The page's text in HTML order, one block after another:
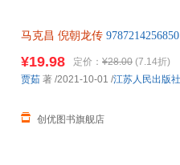
马克昌 倪朝龙传
¥19.98 定价： ¥28.00 (7.14折)
创优图书旗舰店
贾茹 著 /2021-10-01 /江苏人民出版社